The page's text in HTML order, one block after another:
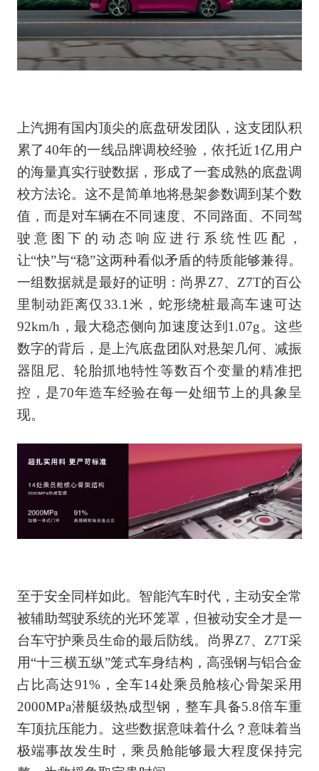
上汽拥有国内顶尖的底盘研发团队，这支团队积
累了40年的一线品牌调校经验，依托近1亿用户
的海量真实行驶数据，形成了一套成熟的底盘调
校方法论。这不是简单地将悬架参数调到某个数
值，而是对车辆在不同速度、不同路面、不同驾
驶意图下的动态响应进行系统性匹配，
让“快”与“稳”这两种看似矛盾的特质能够兼得。
一组数据就是最好的证明：尚界Z7、Z7T的百公
里制动距离仅33.1米，蛇形绕桩最高车速可达
92km/h，最大稳态侧向加速度达到1.07g。这些
数字的背后，是上汽底盘团队对悬架几何、减振
器阻尼、轮胎抓地特性等数百个变量的精准把
控，是70年造车经验在每一处细节上的具象呈
现。
至于安全同样如此。智能汽车时代，主动安全常
被辅助驾驶系统的光环笼罩，但被动安全才是一
台车守护乘员生命的最后防线。尚界Z7、Z7T采
用“十三横五纵”笼式车身结构，高强钢与铝合金
占比高达91%，全车14处乘员舱核心骨架采用
2000MPa潜艇级热成型钢，整车具备5.8倍车重
车顶抗压能力。这些数据意味着什么？意味着当
极端事故发生时，乘员舱能够最大程度保持完